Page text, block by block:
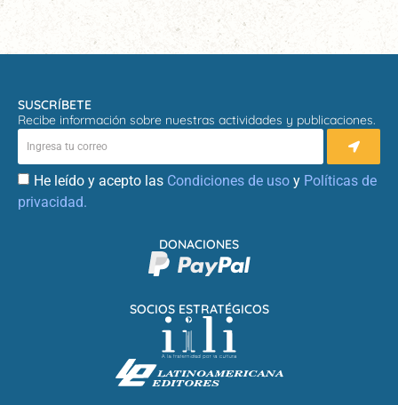
SUSCRÍBETE
Recibe información sobre nuestras actividades y publicaciones.
He leído y acepto las Condiciones de uso y Políticas de
privacidad.
SOCIOS ESTRATÉGICOS
DONACIONES